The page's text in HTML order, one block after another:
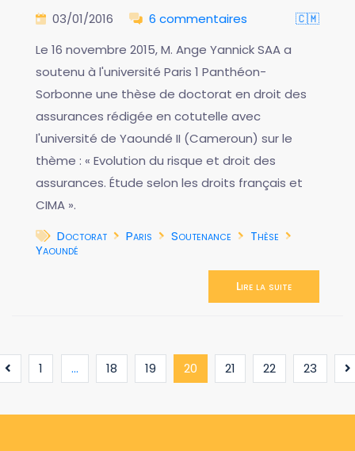
03/01/2016 6 commentaires
🇨🇲
Le 16 novembre 2015, M. Ange Yannick SAA a
soutenu à l'université Paris 1 Panthéon-
Sorbonne une thèse de doctorat en droit des
assurances rédigée en cotutelle avec
l'université de Yaoundé II (Cameroun) sur le
thème : « Evolution du risque et droit des
assurances. Étude selon les droits français et
CIMA ».
Doctorat
Paris Soutenance
Thèse
Yaoundé
Lire la suite
1 ... 18 19 20(current)
21 22 23